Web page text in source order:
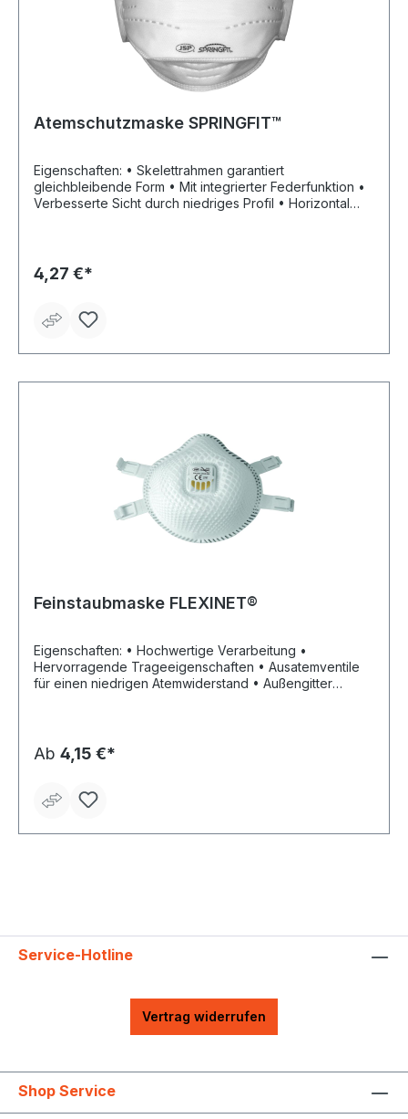
Atemschutzmaske SPRINGFIT™
Eigenschaften: • Skelettrahmen garantiert
gleichbleibende Form • Mit integrierter Federfunktion •
Verbesserte Sicht durch niedriges Profil • Horizontal
gewährleistet engere Passform und minimiert
Hautreizungen • TYPHOON™-Ventil reduziert bei
bei heißen oder feuchten Bedingungen • TYPHOON™-
Umgebungsbedingungen (getestet bis 0 °C)
4,27 €*
Feinstaubmaske FLEXINET®
Eigenschaften: • Hochwertige Verarbeitung •
Hervorragende Trageeigenschaften • Ausatemventile
für einen niedrigen Atemwiderstand • Außengitter
Ab 4,15 €*
Service-Hotline
Vertrag widerrufen
Shop Service